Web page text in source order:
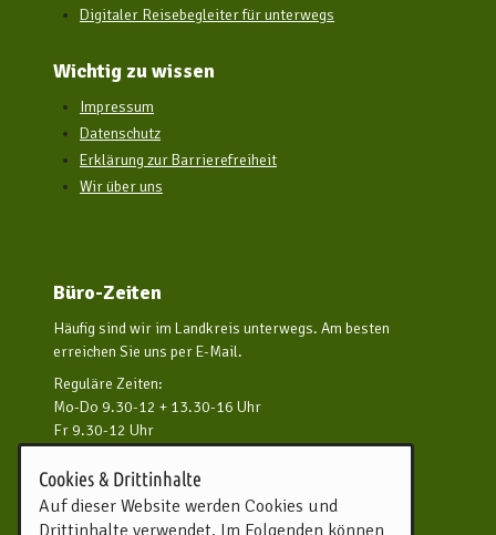
Digitaler Reisebegleiter für unterwegs
Wichtig zu wissen
Impressum
Datenschutz
Erklärung zur Barrierefreiheit
Wir über uns
Büro-Zeiten
Häufig sind wir im Landkreis unterwegs. Am besten
erreichen Sie uns per E-Mail.
Reguläre Zeiten:
Mo-Do 9.30-12 + 13.30-16 Uhr
Fr 9.30-12 Uhr
Kontakt aufnehmen
Cookies & Drittinhalte
Auf dieser Website werden Cookies und
Drittinhalte verwendet. Im Folgenden können